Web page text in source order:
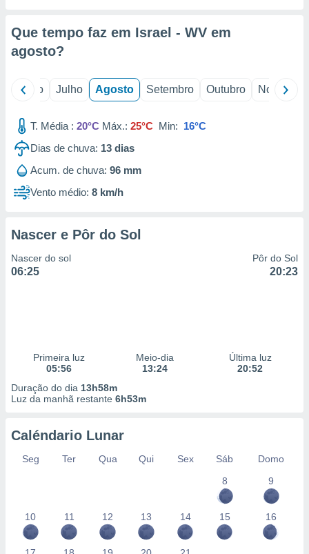
através
estudos
de
Que tempo faz em Israel - WV em
agosto?
Junho Julho Agosto Setembro Outubro Novembro
T. Média : 20°C Máx.: 25°C Min: 16°C
Dias de chuva: 13 dias
Acum. de chuva: 96 mm
Vento médio: 8 km/h
Nascer e Pôr do Sol
Nascer do sol
06:25
Pôr do Sol
20:23
Primeira luz
05:56
Meio-dia
13:24
Última luz
20:52
Duração do dia 13h58m
Luz da manhã restante 6h53m
Caléndario Lunar
Seg Ter Qua Qui Sex Sáb
Domo
8
9
10 11 12 13 14 15 16